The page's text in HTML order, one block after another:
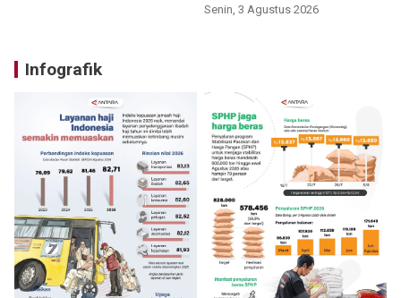
Senin, 3 Agustus 2026
Infografik